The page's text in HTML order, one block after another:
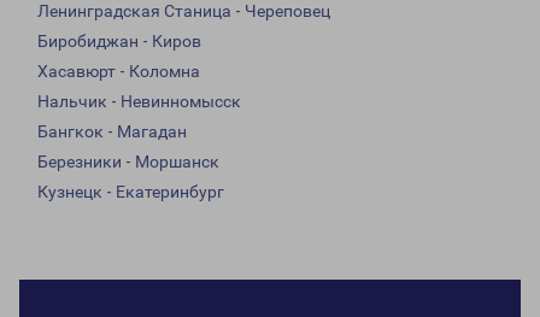
Ленинградская Станица - Череповец
Биробиджан - Киров
Хасавюрт - Коломна
Нальчик - Невинномысск
Бангкок - Магадан
Березники - Моршанск
Кузнецк - Екатеринбург